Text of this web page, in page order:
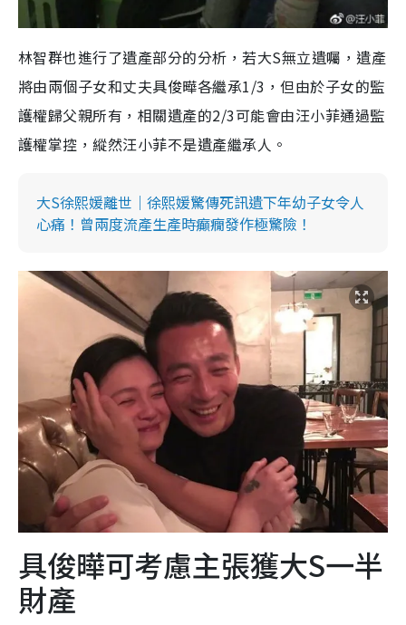
林智群也進行了遺產部分的分析，若大S無立遺囑，遺產
將由兩個子女和丈夫具俊曄各繼承1/3，但由於子女的監
護權歸父親所有，相關遺產的2/3可能會由汪小菲通過監
護權掌控，縱然汪小菲不是遺產繼承人。
大S徐熙媛離世｜徐熙媛驚傳死訊遺下年幼子女令人
心痛！曾兩度流產生產時癲癇發作極驚險！
具俊曄可考慮主張獲大S一半
財產